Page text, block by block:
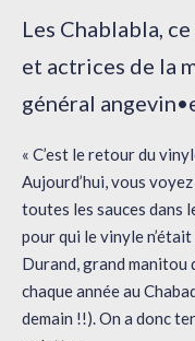
Les Chablabla,
et actrices de la
général
« C’est le retour du
Aujourd’hui, vous
toutes les sauces dans
pour qui le vinyle
Durand, grand manitou
chaque année au
demain !!). On a donc